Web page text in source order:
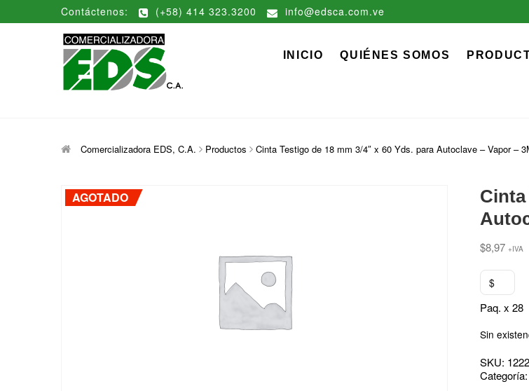
Contáctenos: (+58) 414 323.3200 info@edsca.com.ve
Comercializadora EDS, C.A.
INICIO QUIÉNES SOMOS
Comercializadora EDS, C.A. Productos Cinta Testigo de 18 mm 3/4″ x 60 Yds. para Autoclave – Vapor –
AGOTADO
Cinta
$8,97 +IVA
$
Paq. x 28
Sin
SKU:
Categoría: